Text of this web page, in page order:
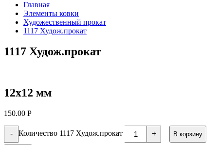
Главная
Элементы ковки
Художественный прокат
1117 Худож.прокат
1117 Худож.прокат
12х12 мм
150.00 Р
- Количество 1117 Худож.прокат + В корзину